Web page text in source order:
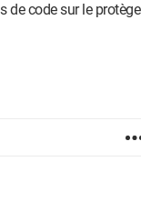
de code sur le protège